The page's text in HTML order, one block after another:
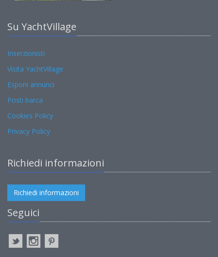
Su YachtVillage
Inserzionisti
Visita YachtVillage
Esponi annunci
Posti barca
Cookies Policy
Privacy Policy
Richiedi informazioni
Richiedi informazioni
Seguici